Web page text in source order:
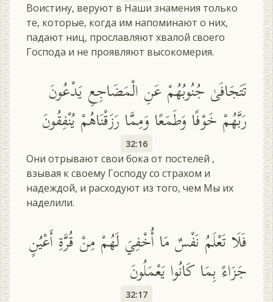
Воистину, веруют в Наши знамения только
те, которые, когда им напоминают о них,
падают ниц, прославляют хвалой своего
Господа и не проявляют высокомерия.
تَتَجَافَىٰ جُنُوبُهُمْ عَنِ الْمَضَاجِعِ يَدْعُونَ
رَبَّهُمْ خَوْفًا وَطَمَعًا وَمِمَّا رَزَقْنَاهُمْ يُنْفِقُونَ
32:16
Они отрывают свои бока от постелей ,
взывая к своему Господу со страхом и
надеждой, и расходуют из того, чем Мы их
наделили.
فَلَا تَعْلَمُ نَفْسٌ مَا أُخْفِيَ لَهُمْ مِنْ قُرَّةِ أَعْيُنٍ
جَزَاءً بِمَا كَانُوا يَعْمَلُونَ
32:17